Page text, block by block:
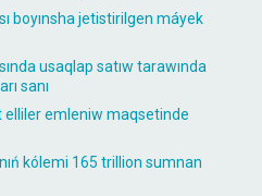
boyınsha jetistirilgen máyek
usaqlap satıw tarawında
sanı
elliler emleniw maqsetinde
kólemi 165 trillion sumnan